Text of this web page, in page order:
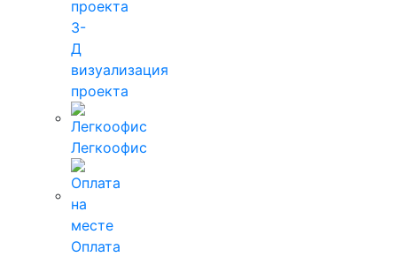
3-
Д
визуализация
проекта
Легкоофис
Оплата